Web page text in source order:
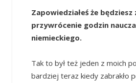
Zapowiedziałeś że będziesz
przywrócenie godzin
niemieckiego.
Tak to był też jeden z moich
bardziej teraz kiedy zabrakło